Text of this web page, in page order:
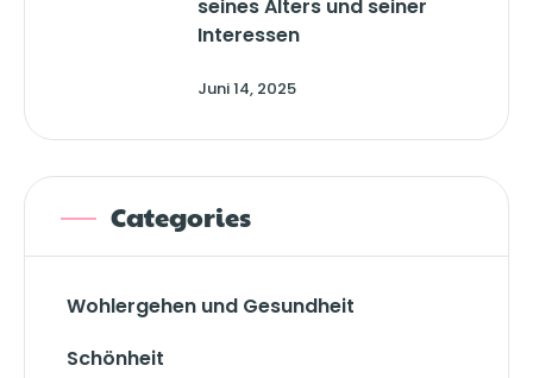
seines Alters und seiner
Interessen
Juni 14, 2025
Categories
Wohlergehen und Gesundheit
Schönheit